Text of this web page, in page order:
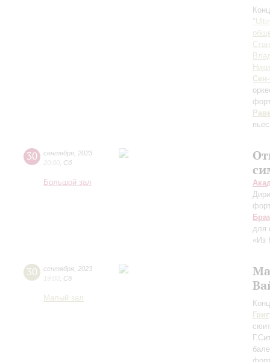
30 сентября 2023
20:00 Сб
Большой зал
для
«Из
30 сентября 2023
19:00 Сб
Малый зал
Григ